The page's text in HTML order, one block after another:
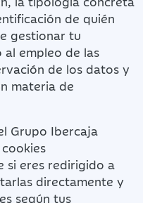
de quién
gestionar tu
empleo de las
de los datos y
materia de
Grupo Ibercaja
si eres redirigido a
directamente y
según tus